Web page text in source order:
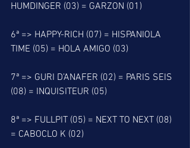
HUMDINGER (03) = GARZON (01)
6ª => HAPPY-RICH (07) = HISPANIOLA
TIME (05) = HOLA AMIGO (03)
7ª => GURI D’ANAFER (02) = PARIS SEIS
(08) = INQUISITEUR (05)
8ª => FULLPIT (05) = NEXT TO NEXT (08)
= CABOCLO K (02)